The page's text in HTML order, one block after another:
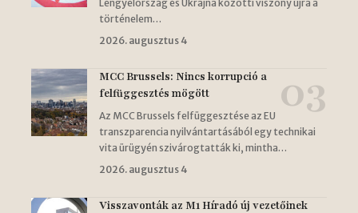
Lengyelország és Ukrajna közötti viszony újra a
történelem…
2026. augusztus 4
MCC Brussels: Nincs korrupció a
felfüggesztés mögött
Az MCC Brussels felfüggesztése az EU
transzparencia nyilvántartásából egy technikai
vita ürügyén szivárogtatták ki, mintha…
2026. augusztus 4
Visszavonták az M1 Híradó új vezetőinek